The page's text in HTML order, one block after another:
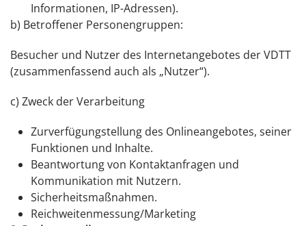
Informationen, IP-Adressen).
b) Betroffener Personengruppen:
Besucher und Nutzer des Internetangebotes der VDTT
(zusammenfassend auch als „Nutzer“).
c) Zweck der Verarbeitung
Zurverfügungstellung des Onlineangebotes, seiner
Funktionen und Inhalte.
Beantwortung von Kontaktanfragen und
Kommunikation mit Nutzern.
Sicherheitsmaßnahmen.
Reichweitenmessung/Marketing